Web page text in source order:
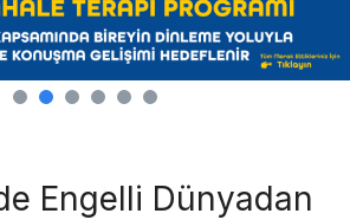
Engelli Dünyadan